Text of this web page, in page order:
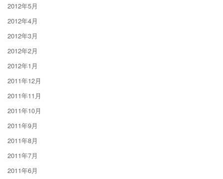
2012年5月
2012年4月
2012年3月
2012年2月
2012年1月
2011年12月
2011年11月
2011年10月
2011年9月
2011年8月
2011年7月
2011年6月